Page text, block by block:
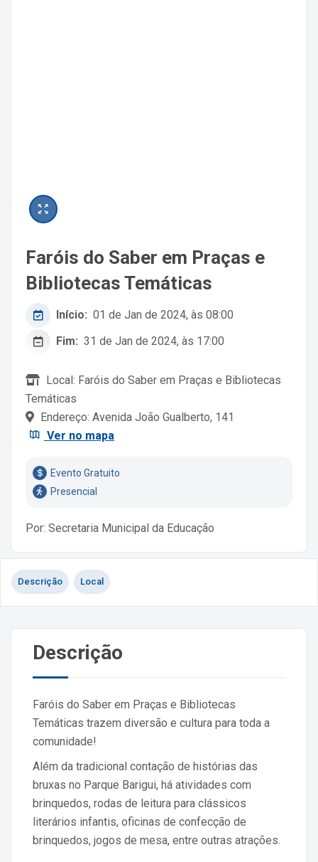
Faróis do Saber em Praças e
Bibliotecas Temáticas
Início: 01 de Jan de 2024, às 08:00
Fim: 31 de Jan de 2024, às 17:00
Local: Faróis do Saber em Praças e Bibliotecas
Temáticas
Endereço: Avenida João Gualberto, 141
Ver no mapa
Evento Gratuito
Presencial
Por: Secretaria Municipal da Educação
Descrição Local
Descrição
Faróis do Saber em Praças e Bibliotecas
Temáticas trazem diversão e cultura para toda a
comunidade!
Além da tradicional contação de histórias das
bruxas no Parque Barigui, há atividades com
brinquedos, rodas de leitura para clássicos
literários infantis, oficinas de confecção de
brinquedos, jogos de mesa, entre outras atrações.